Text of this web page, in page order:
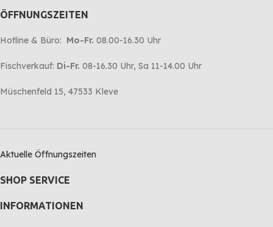
ÖFFNUNGSZEITEN
Hotline & Büro: Mo-Fr. 08.00-16.30 Uhr
Fischverkauf: Di-Fr. 08-16.30 Uhr, Sa 11-14.00 Uhr
Müschenfeld 15, 47533 Kleve
Aktuelle Öffnungszeiten
SHOP SERVICE
INFORMATIONEN